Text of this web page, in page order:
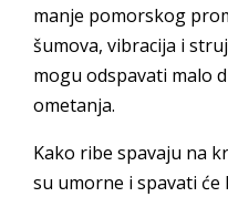
manje pomorskog
šumova, vibracija i
mogu odspavati malo
ometanja.
Kako ribe spavaju na
su umorne i spavati će